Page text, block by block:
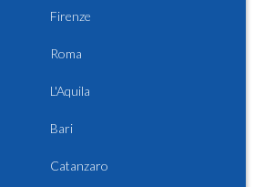
Firenze
Roma
L'Aquila
Bari
Catanzaro